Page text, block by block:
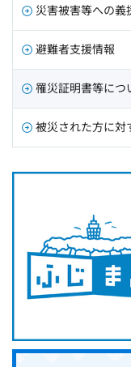
災害被害等への
避難者支援情報
罹災証明書等につ
被災された方に対